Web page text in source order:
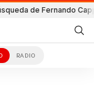
de Fernando CappiEl
RADIO